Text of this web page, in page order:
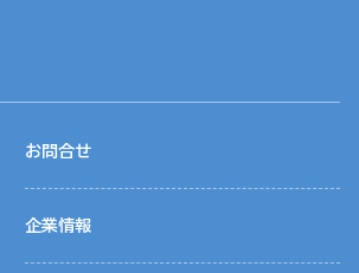
共同利用し、サポートしております。
お問合せ
企業情報